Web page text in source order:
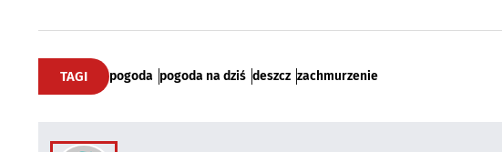
TAGI pogoda pogoda na dziś deszcz zachmurzenie